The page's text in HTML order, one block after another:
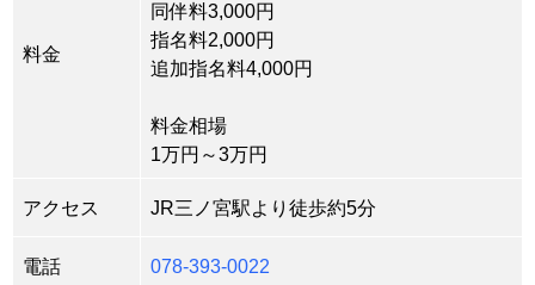
料金
同伴料3,000円
指名料2,000円
追加指名料4,000円
料金相場
1万円～3万円
アクセス JR三ノ宮駅より徒歩約5分
電話 078-393-0022